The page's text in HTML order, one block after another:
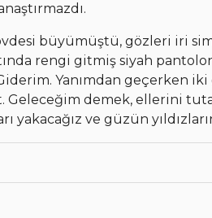
büyümüştü, gözleri iri
rengi gitmiş siyah
Yanımdan geçerken iki
demek, ellerini
yakacağız ve güzün